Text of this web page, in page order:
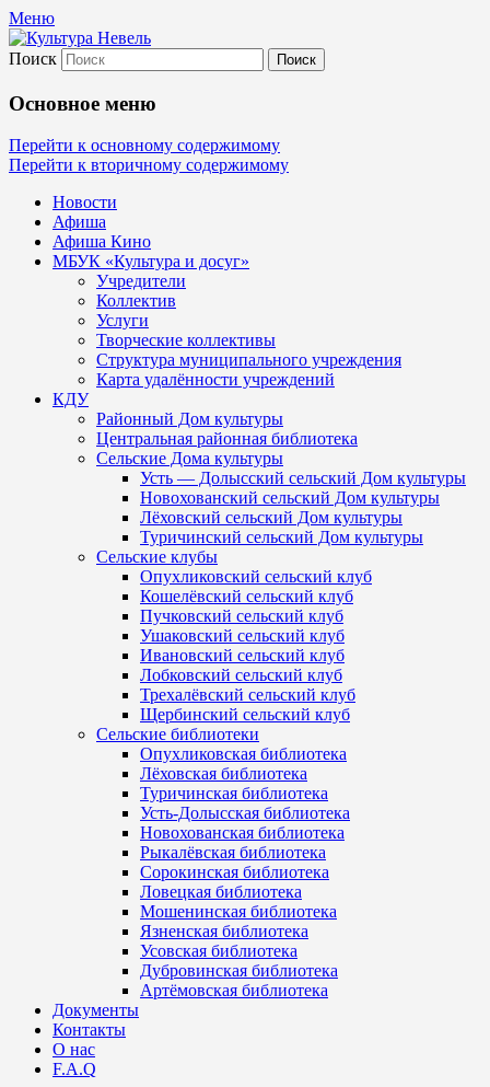
Меню
Культура Невель
МБУК Невельского района "Культура
и досуг"
Поиск
Основное меню
Перейти к основному содержимому
Перейти к вторичному содержимому
Новости
Афиша
Афиша Кино
МБУК «Культура и досуг»
Учредители
Коллектив
Услуги
Творческие коллективы
Структура муниципального учреждения
Карта удалённости учреждений
КДУ
Районный Дом культуры
Центральная районная библиотека
Сельские Дома культуры
Усть — Долысский сельский Дом культуры
Новохованский сельский Дом культуры
Лёховский сельский Дом культуры
Туричинский сельский Дом культуры
Сельские клубы
Опухликовский сельский клуб
Кошелёвский сельский клуб
Пучковский сельский клуб
Ушаковский сельский клуб
Ивановский сельский клуб
Лобковский сельский клуб
Трехалёвский сельский клуб
Щербинский сельский клуб
Сельские библиотеки
Опухликовская библиотека
Лёховская библиотека
Туричинская библиотека
Усть-Долысская библиотека
Новохованская библиотека
Рыкалёвская библиотека
Сорокинская библиотека
Ловецкая библиотека
Мошенинская библиотека
Язненская библиотека
Усовская библиотека
Дубровинская библиотека
Артёмовская библиотека
Документы
Контакты
О нас
F.A.Q